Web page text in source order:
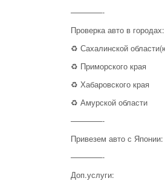
————-
Проверка авто в городах:
♻️ Сахалинской
♻️ Приморского края
♻️ Хабаровского края
♻️ Амурской области
————-
Привезем авто с
————-
Доп.услуги: